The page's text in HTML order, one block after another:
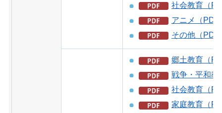
社会教育（
アニメ（PDF
その他（PDF
郷土教育（
戦争・平和教
社会教育（
家庭教育（